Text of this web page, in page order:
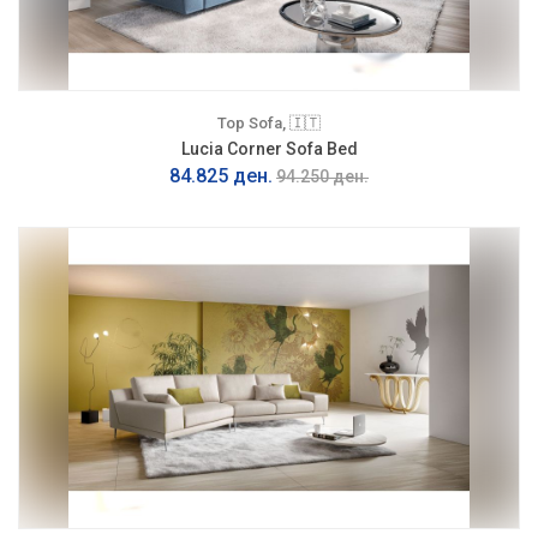
Top Sofa, 🇮🇹
Lucia Corner Sofa Bed
84.825 ден. 94.250 ден.